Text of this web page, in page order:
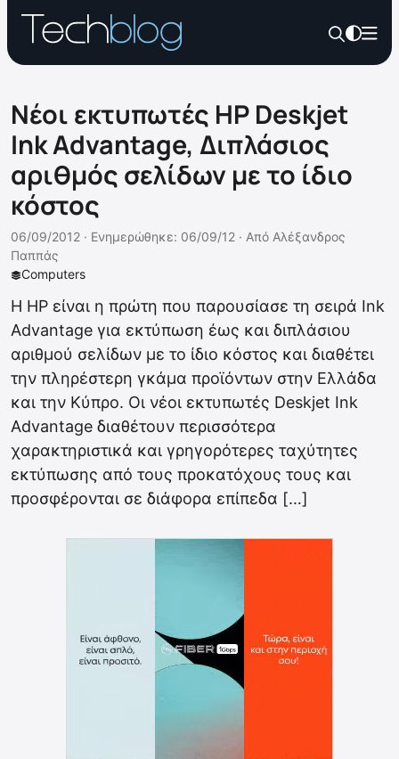
Nέοι εκτυπωτές HP Deskjet
Ink Advantage, Διπλάσιος
αριθμός σελίδων με το ίδιο
κόστος
Computers
06/09/2012 · Ενημερώθηκε: 06/09/12 · Από Αλέξανδρος
Παππάς
Η HP είναι η πρώτη που παρουσίασε τη σειρά Ink
Advantage για εκτύπωση έως και διπλάσιου
αριθμού σελίδων με το ίδιο κόστος και διαθέτει
την πληρέστερη γκάμα προϊόντων στην Ελλάδα
και την Κύπρο. Οι νέοι εκτυπωτές Deskjet Ink
Advantage διαθέτουν περισσότερα
χαρακτηριστικά και γρηγορότερες ταχύτητες
εκτύπωσης από τους προκατόχους τους και
προσφέρονται σε διάφορα επίπεδα […]